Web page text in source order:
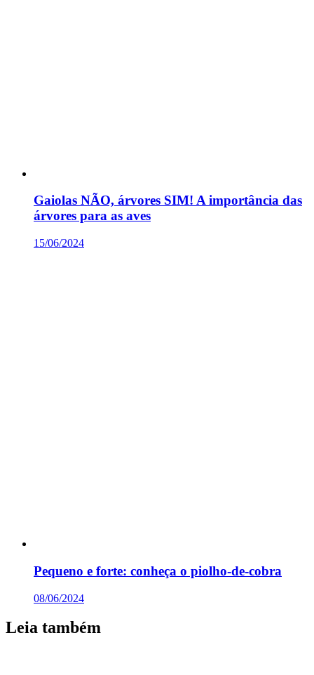
Gaiolas NÃO, árvores SIM! A importância das
árvores para as aves
15/06/2024
Pequeno e forte: conheça o piolho-de-cobra
08/06/2024
Leia também